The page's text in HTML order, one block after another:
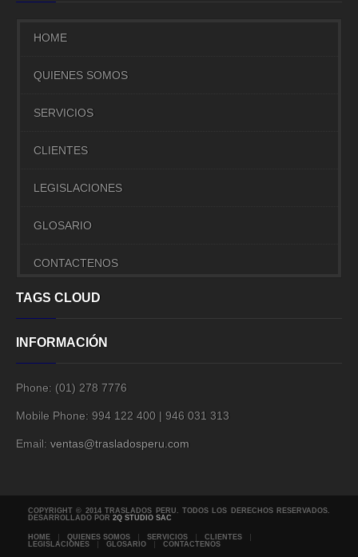
HOME
QUIENES SOMOS
SERVICIOS
CLIENTES
LEGISLACIONES
GLOSARIO
CONTACTENOS
TAGS CLOUD
INFORMACIÓN
Phone: (01) 278 7776
Mobile Phone: 994 122 400 | 946 031 313
Email: ventas@trasladosperu.com
COPYRIGHT © 2014 TRASLADOS PERU. TODOS LOS DERECHOS RESERVADOS.
DESARROLLADO POR 2Q STUDIO SAC
HOME QUIENES SOMOS SERVICIOS
CLIENTES
LEGISLACIONES
GLOSARIO CONTACTENOS